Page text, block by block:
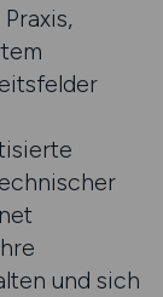
und sich